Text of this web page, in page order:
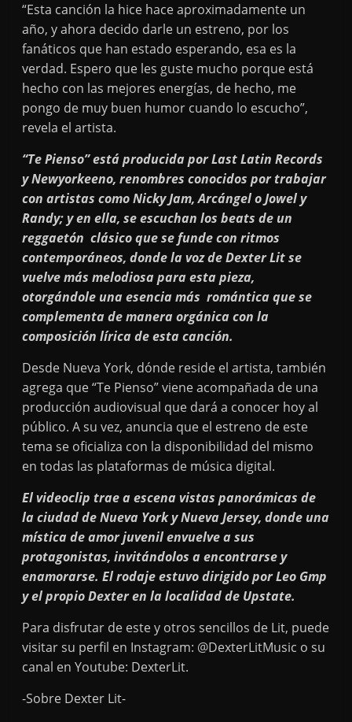
“Esta canción la hice hace aproximadamente un
año, y ahora decido darle un estreno, por los
fanáticos que han estado esperando, esa es la
verdad. Espero que les guste mucho porque está
hecho con las mejores energías, de hecho, me
pongo de muy buen humor cuando lo escucho”,
revela el artista.
“Te Pienso” está producida por Last Latin Records
y Newyorkeeno, renombres conocidos por trabajar
con artistas como Nicky Jam, Arcángel o Jowel y
Randy; y en ella, se escuchan los beats de un
reggaetón clásico que se funde con ritmos
contemporáneos, donde la voz de Dexter Lit se
vuelve más melodiosa para esta pieza,
otorgándole una esencia más romántica que se
complementa de manera orgánica con la
composición lírica de esta canción.
Desde Nueva York, dónde reside el artista, también
agrega que “Te Pienso” viene acompañada de una
producción audiovisual que dará a conocer hoy al
público. A su vez, anuncia que el estreno de este
tema se oficializa con la disponibilidad del mismo
en todas las plataformas de música digital.
El videoclip trae a escena vistas panorámicas de
la ciudad de Nueva York y Nueva Jersey, donde una
mística de amor juvenil envuelve a sus
protagonistas, invitándolos a encontrarse y
enamorarse. El rodaje estuvo dirigido por Leo Gmp
y el propio Dexter en la localidad de Upstate.
Para disfrutar de este y otros sencillos de Lit, puede
visitar su perfil en Instagram: @DexterLitMusic o su
canal en Youtube: DexterLit.
-Sobre Dexter Lit-